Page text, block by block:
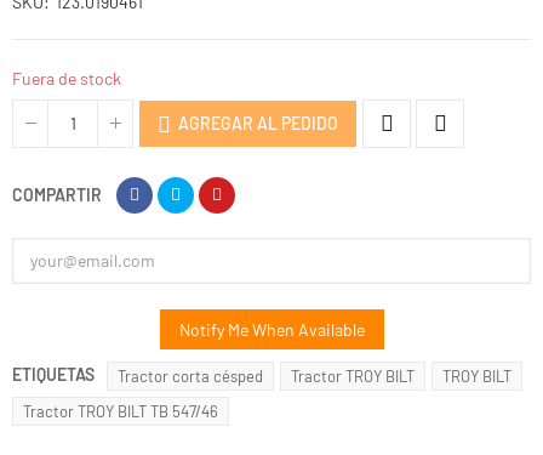
Fuera de stock
AGREGAR AL PEDIDO
COMPARTIR
Notify Me When Available
ETIQUETAS Tractor corta césped Tractor TROY BILT
TROY BILT
Tractor TROY BILT TB 547/46